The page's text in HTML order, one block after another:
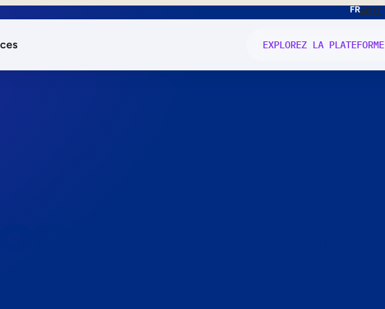
FRENIT
EXPLOREZ LA PLATEFORME